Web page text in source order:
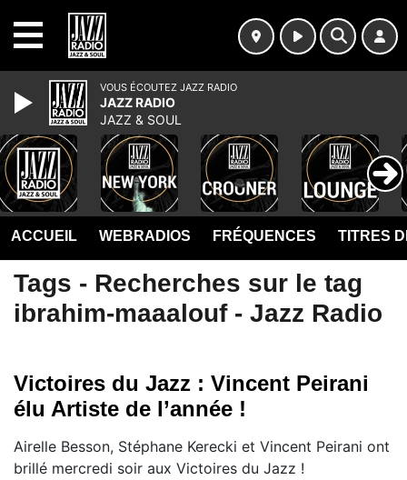
ACCUEIL WEBRADIOS FRÉQUENCES TITRES
Tags - Recherches sur le tag
ibrahim-maaalouf - Jazz Radio
Victoires du Jazz : Vincent Peirani
élu Artiste de l’année !
Airelle Besson, Stéphane Kerecki et Vincent Peirani ont
brillé mercredi soir aux Victoires du Jazz !
VOUS ÉCOUTEZ JAZZ RADIO
JAZZ RADIO
JAZZ & SOUL